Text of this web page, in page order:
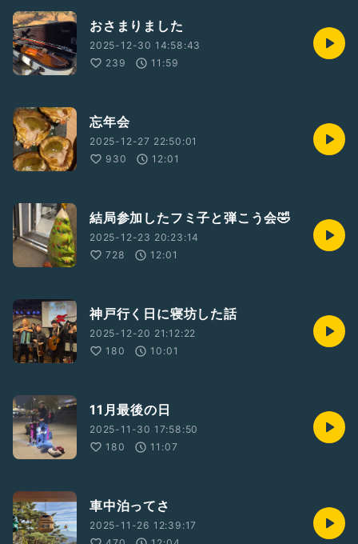
おさまりました
2025-12-30 14:58:43
239
11:59
忘年会
2025-12-27 22:50:01
930
12:01
結局参加したフミ子と弾こう会🤣
2025-12-23 20:23:14
728
12:01
神戸行く日に寝坊した話
2025-12-20 21:12:22
180
10:01
11月最後の日
2025-11-30 17:58:50
180
11:07
車中泊ってさ
2025-11-26 12:39:17